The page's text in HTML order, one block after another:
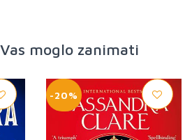
moglo zanimati
-20%